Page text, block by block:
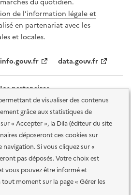
de visualiser des contenus
grâce aux statistiques de
« Accepter », la Dila (éditeur du site
déposeront ces cookies sur
Si vous cliquez sur «
pas déposés. Votre choix est
vous pouvez être informé et
moment sur la page « Gérer les
du quotidien.
de l’information légale et
en partenariat avec les
et locales.
info.gouv.fr data.gouv.fr
partenaires
conforme
Accessibilité des
Données personnelles et sécurité
Gestion des cookies